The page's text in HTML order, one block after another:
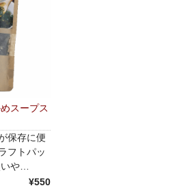
スープス
保存に便
フトパッ
や…
¥550